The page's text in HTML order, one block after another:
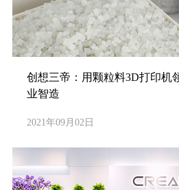
创想三帝：用颗粒料3D打印机
业智造
2021年09月02日